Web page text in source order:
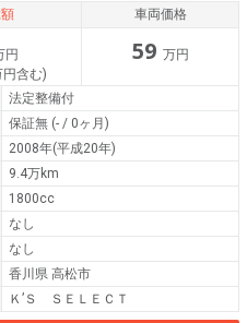
円
含む)
車両価格
59 万円
法定整備付
保証無 (- / 0ヶ月)
2008年(平成20年)
9.4万km
1800cc
なし
なし
香川県 高松市
Ｋ’Ｓ ＳＥＬＥＣＴ